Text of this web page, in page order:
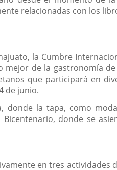
relacionadas con los
la Cumbre
de la gastronomía
que participará en
de junio.
la tapa, como
donde se
en tres actividades